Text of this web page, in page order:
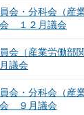
会・分科会（産
会 １２月議会
会（産業労働部
議会
会・分科会（産
会 ９月議会